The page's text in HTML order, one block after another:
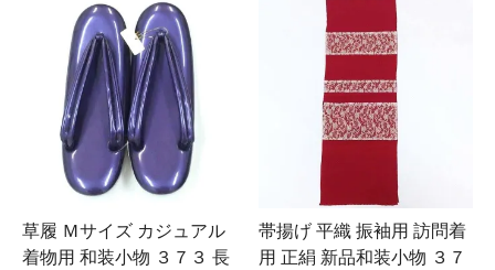
草履 Ｍサイズ カジュアル
着物用 和装小物 ３７３ 長
帯揚げ 平織 振袖用 訪問着
用 正絹 新品和装小物 ３７